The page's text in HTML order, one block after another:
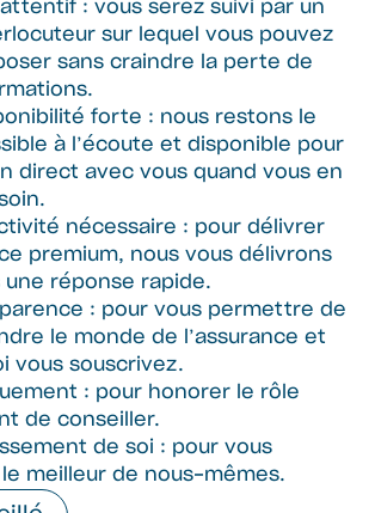
attentif : vous serez suivi par un
sur lequel vous pouvez
sans craindre la perte de
forte : nous restons le
à l’écoute et disponible pour
direct avec vous quand vous en
nécessaire : pour délivrer
premium, nous vous délivrons
une réponse rapide.
: pour vous permettre de
le monde de l’assurance et
vous souscrivez.
: pour honorer le rôle
de conseiller.
de soi : pour vous
meilleur de nous-mêmes.